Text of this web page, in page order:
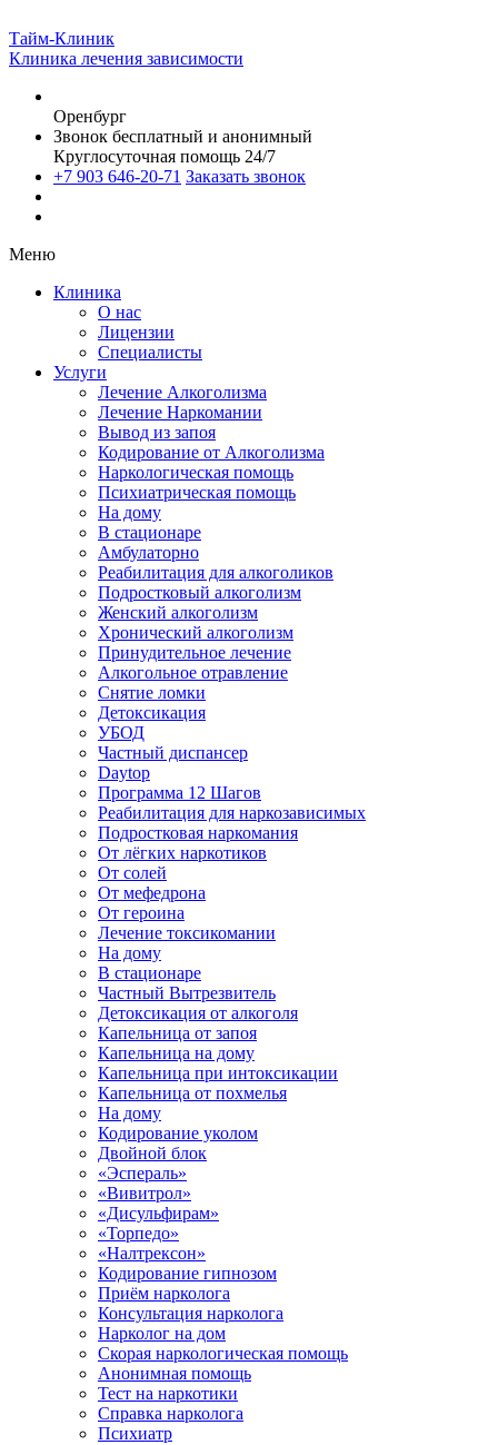
Тайм-Клиник
Клиника лечения зависимости
Оренбург
Звонок бесплатный и анонимный
Круглосуточная помощь 24/7
+7 903 646-20-71 Заказать звонок
Меню
Клиника
О нас
Лицензии
Специалисты
Услуги
Лечение Алкоголизма
Лечение Наркомании
Вывод из запоя
Кодирование от Алкоголизма
Наркологическая помощь
Психиатрическая помощь
На дому
В стационаре
Амбулаторно
Реабилитация для алкоголиков
Подростковый алкоголизм
Женский алкоголизм
Хронический алкоголизм
Принудительное лечение
Алкогольное отравление
Снятие ломки
Детоксикация
УБОД
Частный диспансер
Daytop
Программа 12 Шагов
Реабилитация для наркозависимых
Подростковая наркомания
От лёгких наркотиков
От солей
От мефедрона
От героина
Лечение токсикомании
На дому
В стационаре
Частный Вытрезвитель
Детоксикация от алкоголя
Капельница от запоя
Капельница на дому
Капельница при интоксикации
Капельница от похмелья
На дому
Кодирование уколом
Двойной блок
«Эспераль»
«Вивитрол»
«Дисульфирам»
«Торпедо»
«Налтрексон»
Кодирование гипнозом
Приём нарколога
Консультация нарколога
Нарколог на дом
Скорая наркологическая помощь
Анонимная помощь
Тест на наркотики
Справка нарколога
Психиатр